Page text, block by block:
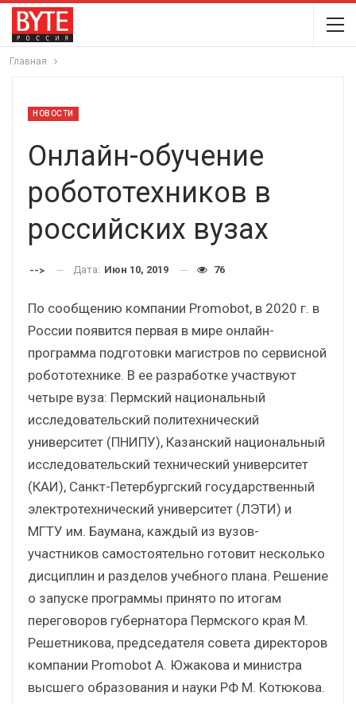
Главная
НОВОСТИ
Онлайн-обучение
робототехников в
российских вузах
--> Дата: Июн 10, 2019 76
По сообщению компании Promobot, в 2020 г. в
России появится первая в мире онлайн-
программа подготовки магистров по сервисной
робототехнике. В ее разработке участвуют
четыре вуза: Пермский национальный
исследовательский политехнический
университет (ПНИПУ), Казанский национальный
исследовательский технический университет
(КАИ), Санкт-Петербургский государственный
электротехнический университет (ЛЭТИ) и
МГТУ им. Баумана, каждый из вузов-
участников самостоятельно готовит несколько
дисциплин и разделов учебного плана. Решение
о запуске программы принято по итогам
переговоров губернатора Пермского края М.
Решетникова, председателя совета директоров
компании Promobot А. Южакова и министра
высшего образования и науки РФ М. Котюкова.